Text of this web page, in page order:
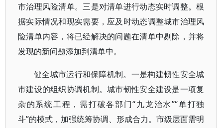
市治理风险清单。三是对清单进行动态实时调整。根
据实际情况和现实需要，应及时动态调整城市治理风
险清单内容，将已经解决的问题在清单中剔除，并将
发现的新问题添加到清单中。
健全城市运行和保障机制。一是构建韧性安全城
市建设的组织协调机制。城市韧性安全建设是一项复
杂的系统工程，需打破各部门“九龙治水”“单打独
斗”的模式，加强统筹协调、形成合力。市级层面需明